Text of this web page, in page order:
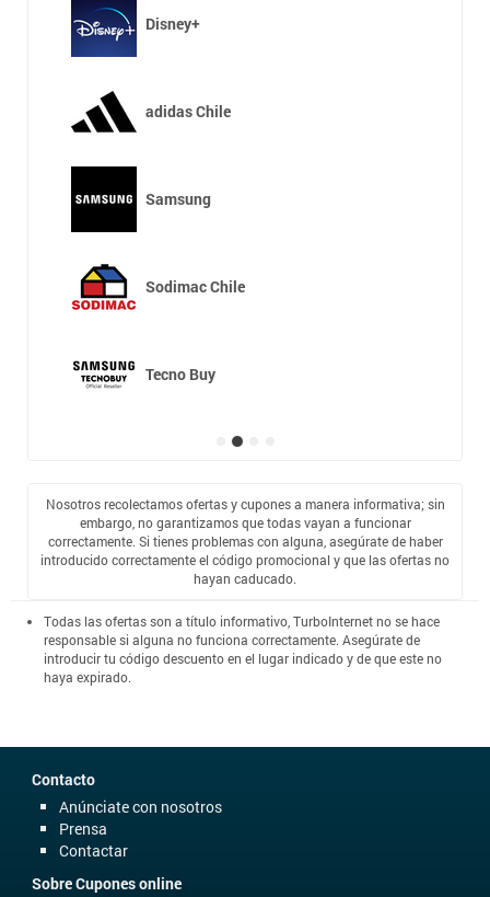
Disney+
adidas Chile
Samsung
Sodimac Chile
Tecno Buy
Nosotros recolectamos ofertas y cupones a manera informativa; sin
embargo, no garantizamos que todas vayan a funcionar
correctamente. Si tienes problemas con alguna, asegúrate de haber
introducido correctamente el código promocional y que las ofertas no
hayan caducado.
Todas las ofertas son a título informativo, TurboInternet no se hace
responsable si alguna no funciona correctamente. Asegúrate de
introducir tu código descuento en el lugar indicado y de que este no
haya expirado.
Contacto
Anúnciate con nosotros
Prensa
Contactar
Sobre Cupones online